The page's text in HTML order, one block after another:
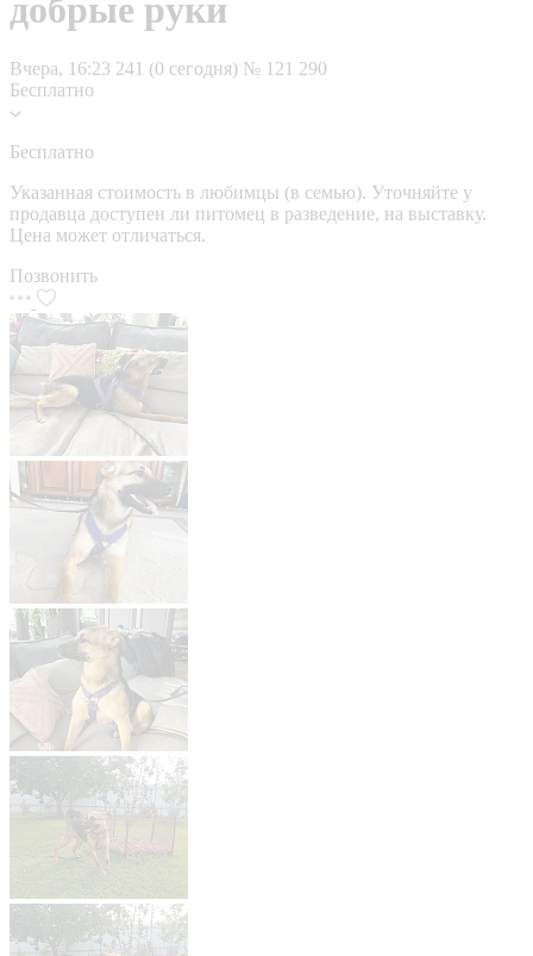
добрые руки
Вчера, 16:23 241 (0 сегодня) № 121 290
Бесплатно
Бесплатно
Указанная стоимость в любимцы (в семью). Уточняйте у
продавца доступен ли питомец в разведение, на выставку.
Цена может отличаться.
Позвонить